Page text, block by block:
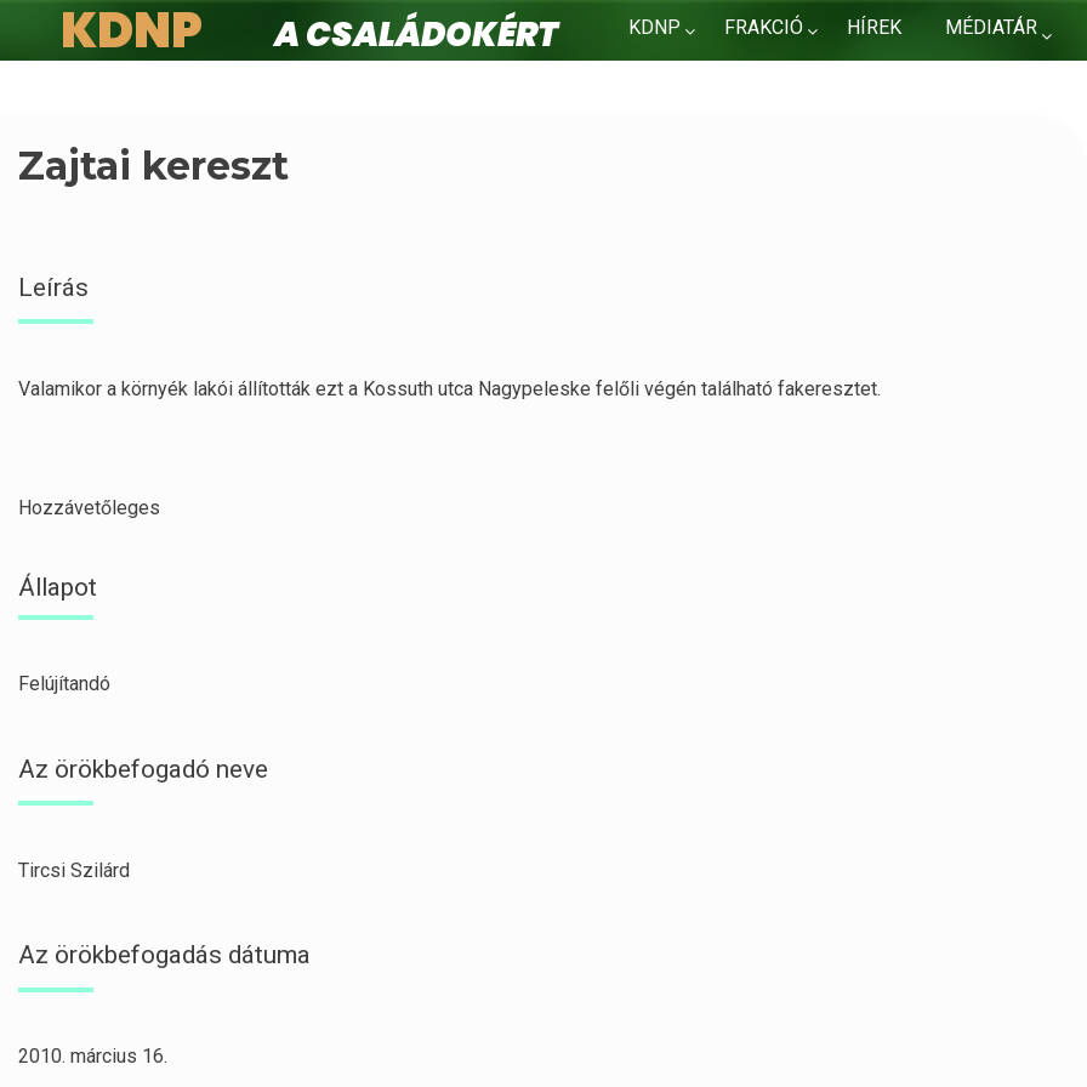
KDNP FRAKCIÓ HÍREK MÉDIATÁR
KDNP
A családokért.
Zajtai kereszt
Leírás
Valamikor a környék lakói állították ezt a Kossuth utca Nagypeleske felőli végén található fakeresztet.
Hozzávetőleges
Állapot
Felújítandó
Az örökbefogadó neve
Tircsi Szilárd
Az örökbefogadás dátuma
2010. március 16.